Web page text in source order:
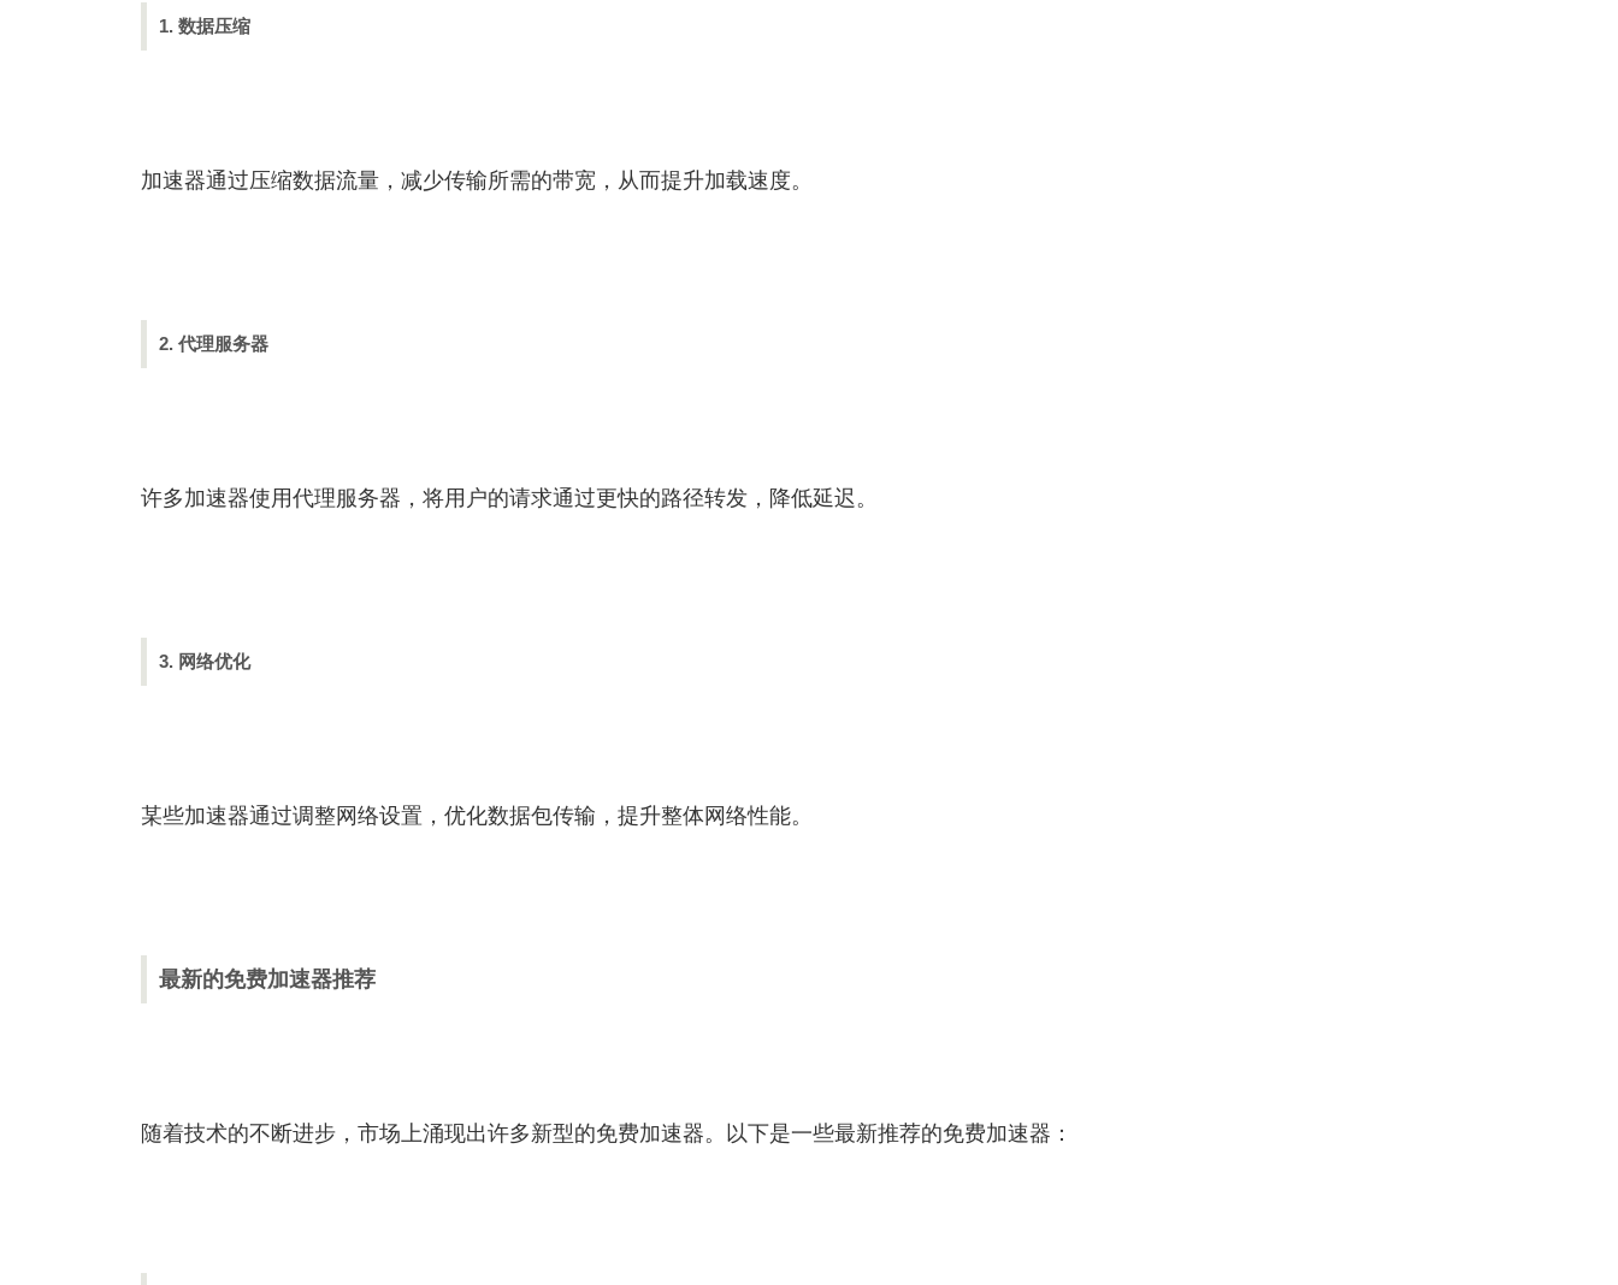
1. 数据压缩
加速器通过压缩数据流量，减少传输所需的带宽，从而提升加载速度。
2. 代理服务器
许多加速器使用代理服务器，将用户的请求通过更快的路径转发，降低延迟。
3. 网络优化
某些加速器通过调整网络设置，优化数据包传输，提升整体网络性能。
最新的免费加速器推荐
随着技术的不断进步，市场上涌现出许多新型的免费加速器。以下是一些最新推荐的免费加速器：